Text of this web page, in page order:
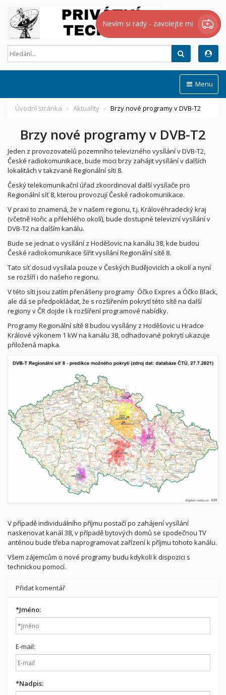
Nevím si rady - zavolejte mi
Menu
Úvodní stránka Aktuality Brzy nové programy v DVB-T2
Brzy nové programy v DVB-T2
Jeden z provozovatelů pozemního televizného vysílání v DVB-T2,
České radiokomunikace, bude moci brzy zahájit vysílání v dalších
lokalitách v takzvané Regionální síti 8.
Český telekomunikační úřad zkoordinoval další vysílače pro
Regionální síť 8, kterou provozují České radiokomunikace.
V praxi to znamená, že v našem regionu, t.j. Královéhradecký kraj
(včetně Hořic a přilehlého okolí), bude dostupné televizní vysílání v
DVB-T2 na dalším kanálu.
Bude se jednat o vysílání z Hoděšovic na kanálu 38, kde budou
České radiokomunikace šířit vysílání Regionální sítě 8.
Tato síť dosud vysílala pouze v Českých Budějovicích a okolí a nyní
se rozšíří i do našeho regionu.
V této síti jsou zatím přenášeny programy Óčko Expres a Óčko Black,
ale dá se předpokládat, že s rozšířením pokrytí této sítě na další
regiony v ČR dojde i k rozšíření programové nabídky.
Programy Regionální sítě 8 budou vysílány z Hoděšovic u Hradce
Králové výkonem 1 kW na kanálu 38, odhadované pokrytí ukazuje
přiložená mapka.
V případě individuálního příjmu postačí po zahájení vysílání
naskenovat kanál 38, v případě bytových domů se spodečnou TV
anténou bude třeba naprogramovat zařízení k příjmu tohoto kanálu.
Všem zájemcům o nové programy budu kdykoli k dispozici s
technickou pomocí.
Přidat komentář
*Jméno:
E-mail:
*Nadpis: